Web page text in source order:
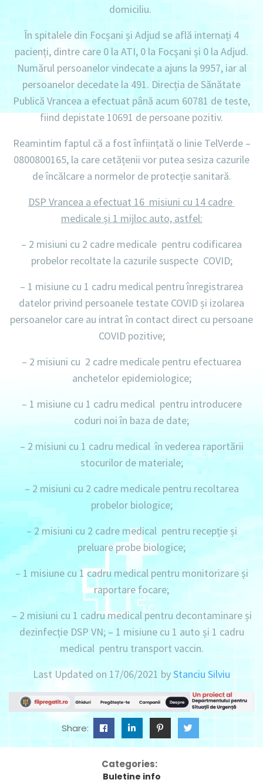
domiciliu.
În spitalele din Focșani și Adjud se află internați 4
pacienți, dintre care 0 la ATI, 0 la Focșani și 0 la Adjud.
Numărul persoanelor vindecate a ajuns la 9957,iar al
persoanelor decedate la 491. Direcția de Sănătate
Publică Vrancea a efectuat până acum 60781 de teste,
fiind depistate10691 de persoane pozitiv.
Reamintim faptul că a fost înființată o linie TelVerde –
0800800165, la care cetățenii vor putea sesiza cazurile
de încălcare a normelor de protecție sanitară.
DSP Vrancea a efectuat 16 misiuni cu 14 cadre
medicale și 1 mijloc auto, astfel:
– 2 misiuni cu 2 cadre medicale pentru codificarea
probelor recoltate la cazurile suspecte COVID;
– 1 misiune cu 1 cadru medical pentru înregistrarea
datelor privind persoanele testate COVID și izolarea
persoanelor care au intrat în contact direct cu persoane
COVID pozitive;
– 2 misiuni cu 2 cadre medicale pentru efectuarea
anchetelor epidemiologice;
– 1 misiunecu 1 cadru medical pentru introducere
coduri noi în baza de date;
– 2 misiuni cu 1 cadru medical în vederea raportării
stocurilor de materiale;
– 2 misiuni cu 2 cadre medicalepentru recoltarea
probelor biologice;
– 2 misiuni cu 2 cadre medical pentru recepție și
preluare probe biologice;
– 1 misiune cu 1 cadru medical pentru monitorizare și
raportare focare;
– 2 misiuni cu 1 cadru medicalpentru decontaminare și
dezinfecție DSP VN; – 1 misiunecu 1 auto și 1 cadru
medical pentru transport vaccin.
Last Updated on 17/06/2021 byStanciu Silviu
Share:
Categories:
Buletine info